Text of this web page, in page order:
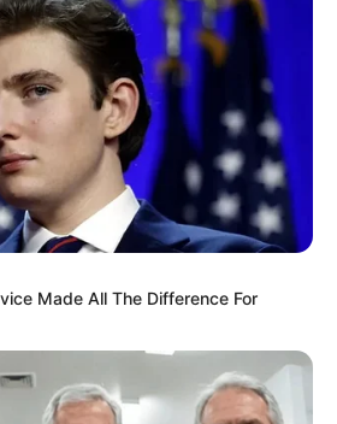
Made All The Difference For